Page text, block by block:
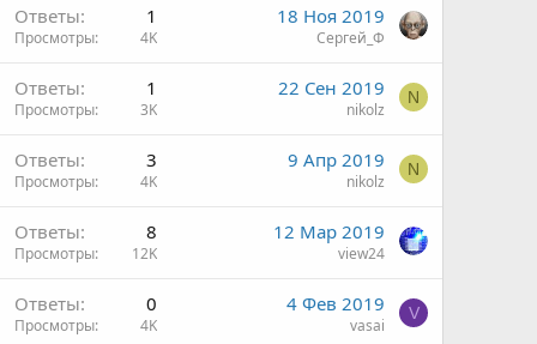
Ответы 1
Просмотры 4K
18 Ноя 2019
Сергей_Ф
Ответы 1
Просмотры 3K
22 Сен 2019
nikolz
N
Ответы 3
Просмотры 4K
9 Апр 2019
nikolz
N
Ответы 8
Просмотры 12K
12 Мар 2019
view24
Ответы 0
Просмотры 4K
4 Фев 2019
vasai
V